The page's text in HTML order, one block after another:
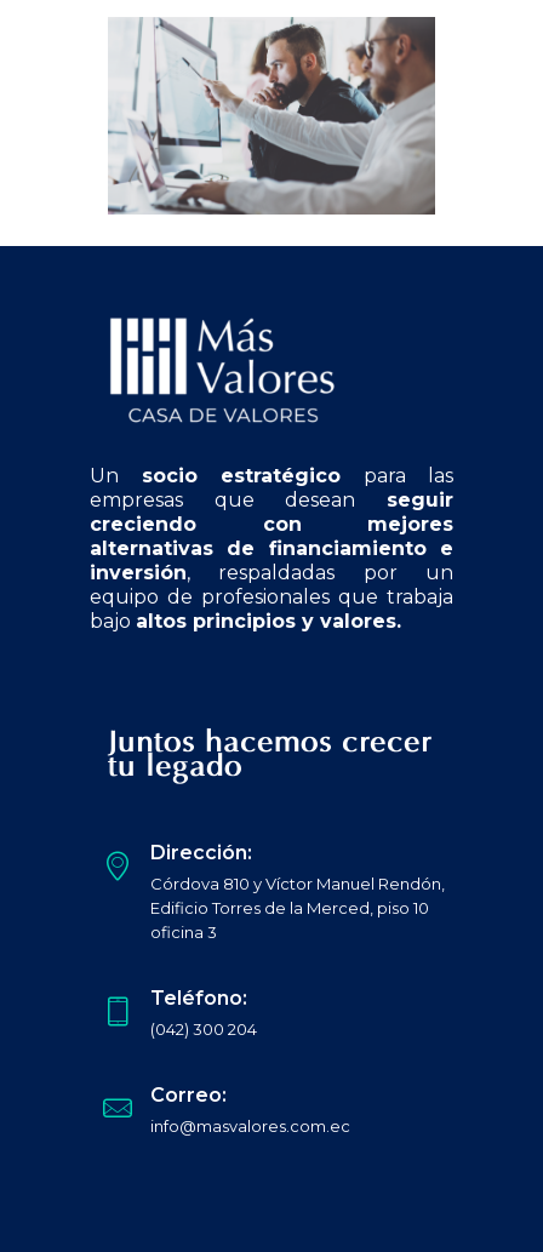
Un socio estratégico para las
empresas que desean seguir
creciendo con mejores
alternativas de financiamiento e
inversión, respaldadas por un
equipo de profesionales que trabaja
bajo altos principios y valores.
Juntos hacemos crecer
tu legado
Dirección:
Córdova 810 y Víctor Manuel Rendón,
Edificio Torres de la Merced, piso 10
oficina 3
Teléfono:
(042) 300 204
Correo:
info@masvalores.com.ec